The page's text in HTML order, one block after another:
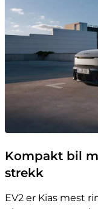
Kompakt bil
strekk
EV2 er Kias mest